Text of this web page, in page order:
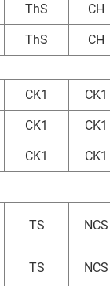
ThS CH
ThS
CH
CK1 CK1
CK1 CK1
CK1 CK1
TS NCS
TS NCS